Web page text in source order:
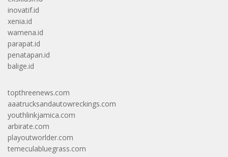
inovatif.id
xenia.id
wamena.id
parapat.id
penatapan.id
balige.id
topthreenews.com
aaatrucksandautowreckings.com
youthlinkjamica.com
arbirate.com
playoutworlder.com
temeculabluegrass.com